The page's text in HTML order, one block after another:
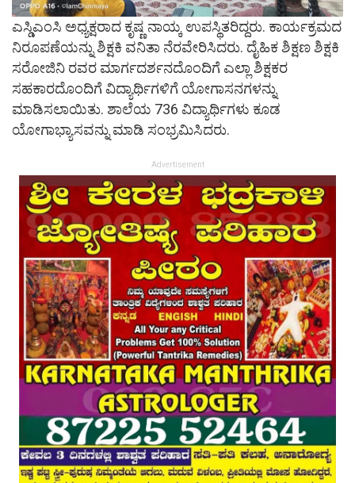
ಎಸ್ಡಿಎಂಸಿ ಅಧ್ಯಕ್ಷರಾದ ಕೃಷ್ಣ ನಾಯ್ಕ ಉಪಸ್ಥಿತರಿದ್ದರು. ಕಾರ್ಯಕ್ರಮದ
ನಿರೂಪಣೆಯನ್ನು ಶಿಕ್ಷಕಿ ವನಿತಾ ನೆರವೇರಿಸಿದರು. ದೈಹಿಕ ಶಿಕ್ಷಣ ಶಿಕ್ಷಕಿ
ಸರೋಜಿನಿ ರವರ ಮಾರ್ಗದರ್ಶನದೊಂದಿಗೆ ಎಲ್ಲಾ ಶಿಕ್ಷಕರ
ಸಹಕಾರದೊಂದಿಗೆ ವಿದ್ಯಾರ್ಥಿಗಳಿಗೆ ಯೋಗಾಸನಗಳನ್ನು
ಮಾಡಿಸಲಾಯಿತು. ಶಾಲೆಯ 736 ವಿದ್ಯಾರ್ಥಿಗಳು ಕೂಡ
ಯೋಗಾಭ್ಯಾಸವನ್ನು ಮಾಡಿ ಸಂಭ್ರಮಿಸಿದರು.
Advertisement